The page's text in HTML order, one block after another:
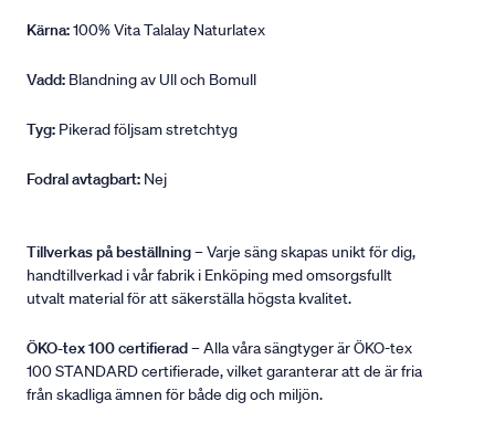
Kärna:100% Vita Talalay Naturlatex
Vadd: Blandning av Ull och Bomull
Tyg: Pikerad följsam stretchtyg
Fodral avtagbart: Nej
Tillverkas på beställning– Varje säng skapas unikt för dig,
handtillverkad i vår fabrik i Enköping med omsorgsfullt
utvalt material för att säkerställa högsta kvalitet.
ÖKO-tex 100 certifierad– Alla våra sängtyger är ÖKO-tex
100 STANDARD certifierade, vilket garanterar att de är fria
från skadliga ämnen för både dig och miljön.